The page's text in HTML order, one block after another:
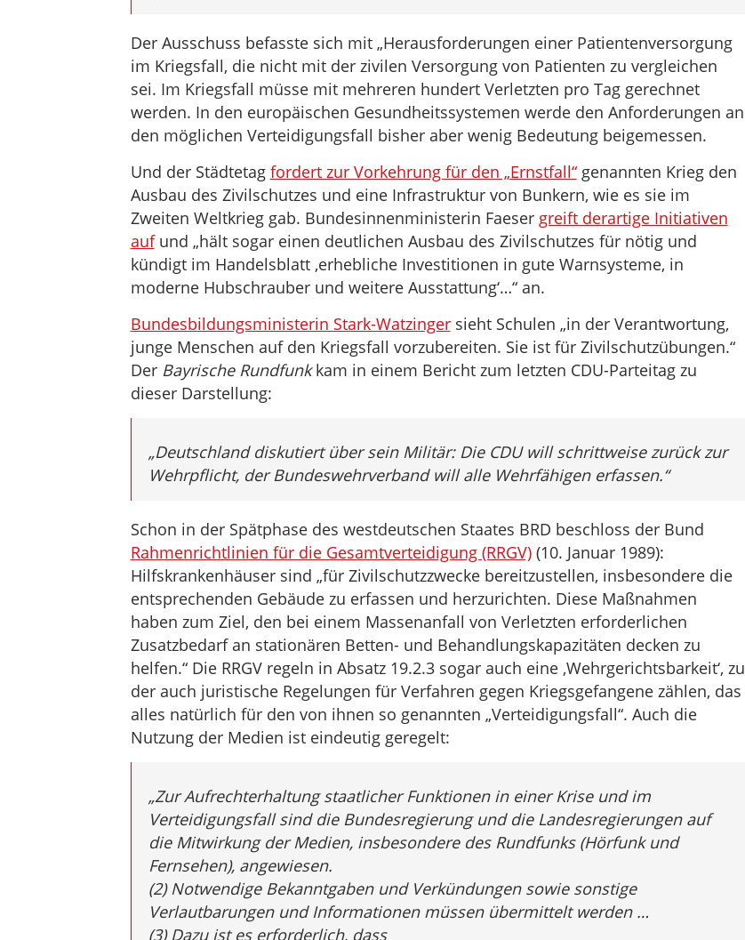
Der Ausschuss befasste sich mit „Herausforderungen einer Patientenversorgung
im Kriegsfall, die nicht mit der zivilen Versorgung von Patienten zu vergleichen
sei. Im Kriegsfall müsse mit mehreren hundert Verletzten pro Tag gerechnet
werden. In den europäischen Gesundheitssystemen werde den Anforderungen an
den möglichen Verteidigungsfall bisher aber wenig Bedeutung beigemessen.
Und der Städtetag fordert zur Vorkehrung für den „Ernstfall“genannten Krieg den
Ausbau des Zivilschutzes und eine Infrastruktur von Bunkern, wie es sie im
Zweiten Weltkrieg gab. Bundesinnenministerin Faeser greift derartige Initiativen
aufund „hält sogar einen deutlichen Ausbau des Zivilschutzes für nötig und
kündigt im Handelsblatt ‚erhebliche Investitionen in gute Warnsysteme, in
moderne Hubschrauber und weitere Ausstattung‘…“ an.
Bundesbildungsministerin Stark-Watzingersieht Schulen „in der Verantwortung,
junge Menschen auf den Kriegsfall vorzubereiten. Sie ist für Zivilschutzübungen.“
Der Bayrische Rundfunkkam in einem Bericht zum letzten CDU-Parteitag zu
dieser Darstellung:
„Deutschland diskutiert über sein Militär: Die CDU will schrittweise zurück zur
Wehrpflicht, der Bundeswehrverband will alle Wehrfähigen erfassen.“
Schon in der Spätphase des westdeutschen Staates BRD beschloss der Bund
Rahmenrichtlinien für die Gesamtverteidigung (RRGV)(10. Januar 1989):
Hilfskrankenhäuser sind „für Zivilschutzzwecke bereitzustellen, insbesondere die
entsprechenden Gebäude zu erfassen und herzurichten. Diese Maßnahmen
haben zum Ziel, den bei einem Massenanfall von Verletzten erforderlichen
Zusatzbedarf an stationären Betten- und Behandlungskapazitäten decken zu
helfen.“ Die RRGV regeln in Absatz 19.2.3 sogar auch eine ‚Wehrgerichtsbarkeit‘, zu
der auch juristische Regelungen für Verfahren gegen Kriegsgefangene zählen, das
alles natürlich für den von ihnen so genannten „Verteidigungsfall“. Auch die
Nutzung der Medien ist eindeutig geregelt:
„Zur Aufrechterhaltung staatlicher Funktionen in einer Krise und im
Verteidigungsfall sind die Bundesregierung und die Landesregierungen auf
die Mitwirkung der Medien, insbesondere des Rundfunks (Hörfunk und
Fernsehen), angewiesen.
(2) Notwendige Bekanntgaben und Verkündungen sowie sonstige
Verlautbarungen und Informationen müssen übermittelt werden …
(3) Dazu ist es erforderlich, dass